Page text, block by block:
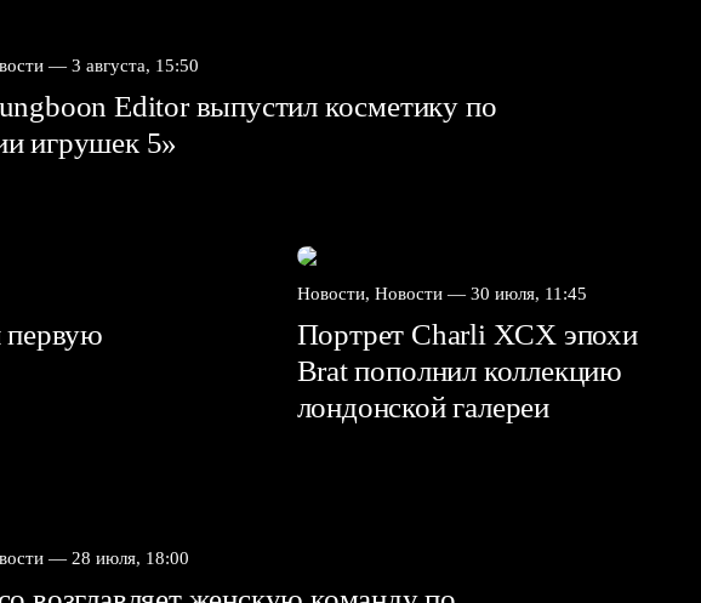
— 3 августа, 15:50
Editor выпустил косметику по
игрушек 5»
первую
Новости, Новости — 30 июля, 11:45
Портрет Charli XCX эпохи
Brat пополнил коллекцию
лондонской галереи
— 28 июля, 18:00